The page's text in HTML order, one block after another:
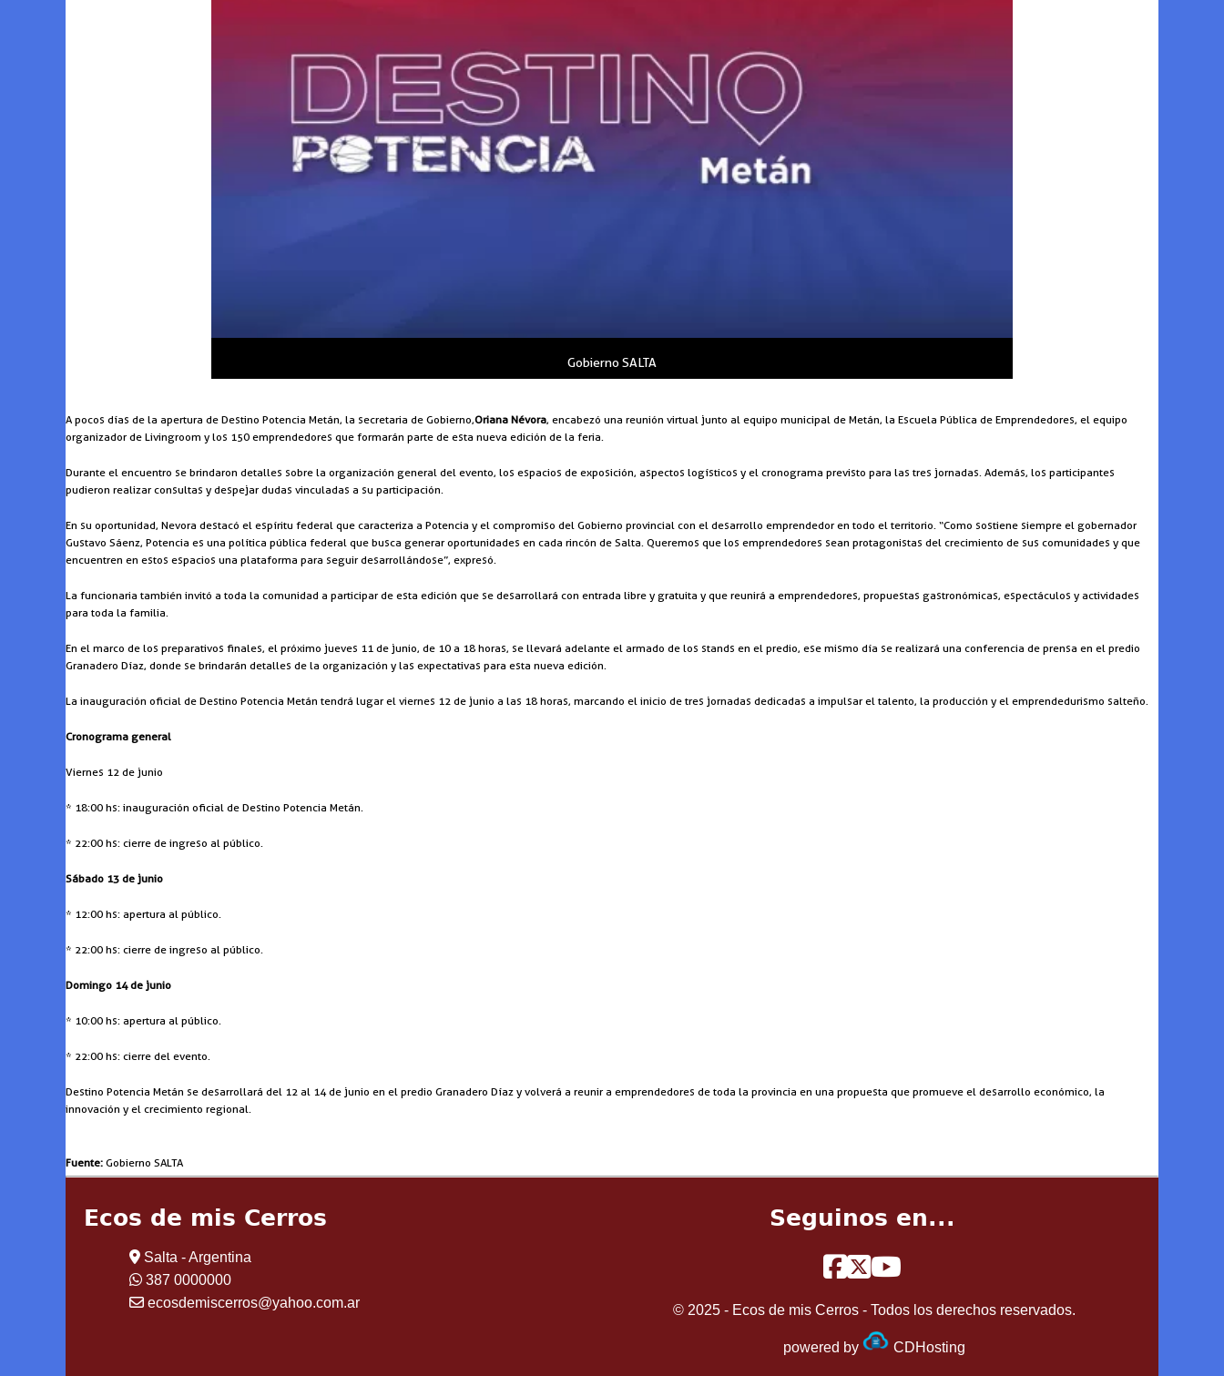
Gobierno SALTA
A pocos días de la apertura de Destino Potencia Metán, la secretaria de Gobierno,Oriana Névora, encabezó una reunión virtual junto al equipo municipal de Metán, la Escuela Pública de Emprendedores, el equipo
organizador de Livingroom y los 150 emprendedores que formarán parte de esta nueva edición de la feria.
Durante el encuentro se brindaron detalles sobre la organización general del evento, los espacios de exposición, aspectos logísticos y el cronograma previsto para las tres jornadas. Además, los participantes
pudieron realizar consultas y despejar dudas vinculadas a su participación.
En su oportunidad, Nevora destacó el espíritu federal que caracteriza a Potencia y el compromiso del Gobierno provincial con el desarrollo emprendedor en todo el territorio. “Como sostiene siempre el gobernador
Gustavo Sáenz, Potencia es una política pública federal que busca generar oportunidades en cada rincón de Salta. Queremos que los emprendedores sean protagonistas del crecimiento de sus comunidades y que
encuentren en estos espacios una plataforma para seguir desarrollándose”, expresó.
La funcionaria también invitó a toda la comunidad a participar de esta edición que se desarrollará con entrada libre y gratuita y que reunirá a emprendedores, propuestas gastronómicas, espectáculos y actividades
para toda la familia.
En el marco de los preparativos finales, el próximo jueves 11 de junio, de 10 a 18 horas, se llevará adelante el armado de los stands en el predio, ese mismo día se realizará una conferencia de prensa en el predio
Granadero Díaz, donde se brindarán detalles de la organización y las expectativas para esta nueva edición.
La inauguración oficial de Destino Potencia Metán tendrá lugar el viernes 12 de junio a las 18 horas, marcando el inicio de tres jornadas dedicadas a impulsar el talento, la producción y el emprendedurismo salteño.
Cronograma general
Viernes 12 de junio
* 18:00 hs: inauguración oficial de Destino Potencia Metán.
* 22:00 hs: cierre de ingreso al público.
Sábado 13 de junio
* 12:00 hs: apertura al público.
* 22:00 hs: cierre de ingreso al público.
Domingo 14 de junio
* 10:00 hs: apertura al público.
* 22:00 hs: cierre del evento.
Destino Potencia Metán se desarrollará del 12 al 14 de junio en el predio Granadero Díaz y volverá a reunir a emprendedores de toda la provincia en una propuesta que promueve el desarrollo económico, la
innovación y el crecimiento regional.
Fuente: Gobierno SALTA
Ecos de mis Cerros
Salta - Argentina
387 0000000
ecosdemiscerros@yahoo.com.ar
Seguinos en...
© 2025 - Ecos de mis Cerros - Todos los derechos reservados.
powered by CDHosting